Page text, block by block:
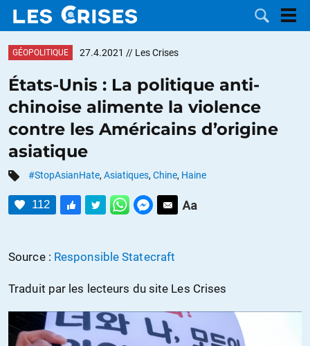
DOSSIERS
CATÉGORIES
CONTACTER
FAIRE UN
DON
GÉOPOLITIQUE 27.4.2021 // Les Crises
États-Unis : La politique anti-
chinoise alimente la violence
contre les Américains d’origine
asiatique
#StopAsianHate, Asiatiques, Chine, Haine
112
Source : Responsible Statecraft
Traduit par les lecteurs du site Les Crises